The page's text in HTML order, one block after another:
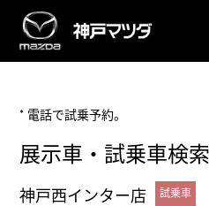
* 電話で試乗予約。
展示車・試乗車検索
神戸西インター店 試乗車